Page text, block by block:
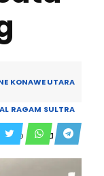
KONAWE UTARA
RAGAM SULTRA
0 243